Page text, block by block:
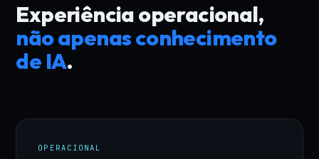
Experiência operacional,
não apenas conhecimento
de IA.
OPERACIONAL